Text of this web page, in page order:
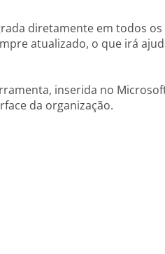
diretamente em todos os
atualizado, o que irá
inserida no
da organização.